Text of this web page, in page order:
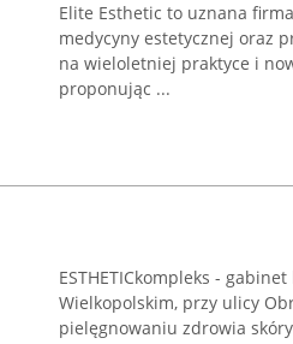
Elite Esthetic to uznana
medycyny estetycznej oraz
na wieloletniej praktyce i
proponując ...
ESTHETICkompleks -
Wielkopolskim, przy ulicy
pielęgnowaniu zdrowia